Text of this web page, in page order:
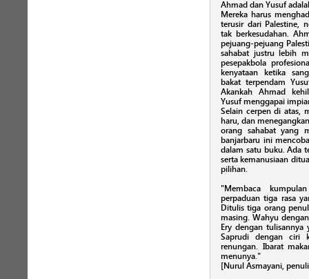
Ahmad dan Yusuf
Mereka harus
terusir dari Palestine,
tak berkesudahan.
pejuang-pejuang
sahabat justru lebih
pesepakbola
kenyataan ketika
bakat terpendam
Akankah Ahmad
Yusuf menggapai
Selain cerpen di atas,
haru, dan
orang sahabat yang
banjarbaru ini
dalam satu buku. Ada
serta kemanusiaan
pilihan.
"Membaca
perpaduan tiga rasa
Ditulis tiga orang
masing. Wahyu
Ery dengan
Saprudi dengan ciri
renungan. Ibarat
menunya."
[Nurul Asmayani,